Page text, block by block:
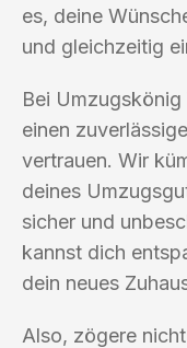
es, deine
und gleichzeitig
Bei
einen
vertrauen. Wir
deines
sicher und
kannst dich
dein neues
Also, zögere